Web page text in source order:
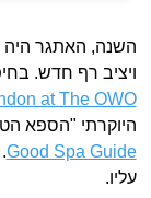
השנה, האתגר
ויציב רף חדש.
at The OWO
היוקרתי "הספא הטוב
Good Spa Guide
עליו.